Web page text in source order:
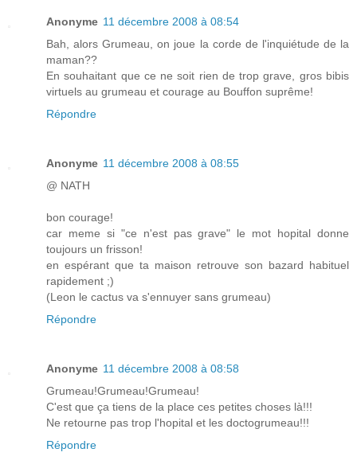
Anonyme 11 décembre 2008 à 08:54
Bah, alors Grumeau, on joue la corde de l'inquiétude de la
maman??
En souhaitant que ce ne soit rien de trop grave, gros bibis
virtuels au grumeau et courage au Bouffon suprême!
Répondre
Anonyme 11 décembre 2008 à 08:55
@ NATH
bon courage!
car meme si "ce n'est pas grave" le mot hopital donne
toujours un frisson!
en espérant que ta maison retrouve son bazard habituel
rapidement ;)
(Leon le cactus va s'ennuyer sans grumeau)
Répondre
Anonyme 11 décembre 2008 à 08:58
Grumeau!Grumeau!Grumeau!
C'est que ça tiens de la place ces petites choses là!!!
Ne retourne pas trop l'hopital et les doctogrumeau!!!
Répondre